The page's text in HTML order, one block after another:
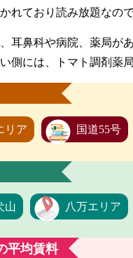
れており読み放題なの
耳鼻科や病院、薬局が
側には、トマト調剤薬
リア 国道55号
山 八万エリア
平均賃料